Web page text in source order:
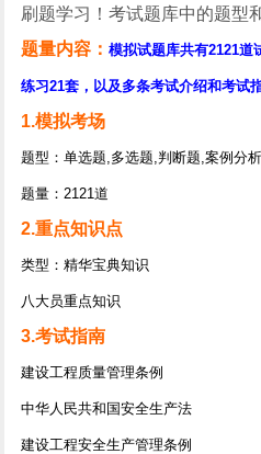
刷题学习！考试题库中的题型
题量内容：模拟试题库共有2121道
练习21套，以及多条考试介绍和考试
1.模拟考场
题型：单选题,多选题,判断题,案例分
题量：2121道
2.重点知识点
类型：精华宝典知识
八大员重点知识
3.考试指南
建设工程质量管理条例
中华人民共和国安全生产法
建设工程安全生产管理条例